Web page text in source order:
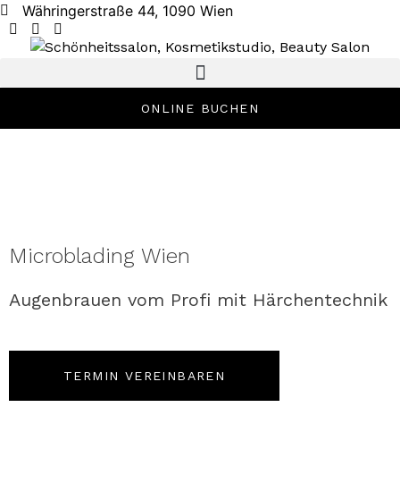
Währingerstraße 44, 1090 Wien
ONLINE BUCHEN
Microblading Wien
Augenbrauen vom Profi mit Härchentechnik
TERMIN VEREINBAREN